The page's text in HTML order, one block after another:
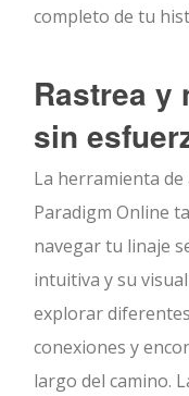
completo de tu
Rastrea y
sin
La herramienta
Paradigm Online
navegar tu linaje
intuitiva y su
explorar
conexiones y
largo del camino.